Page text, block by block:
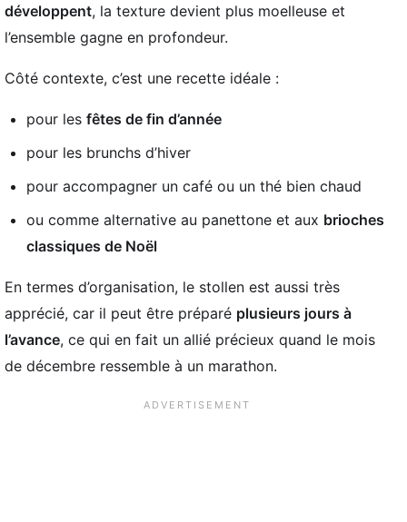
développent, la texture devient plus moelleuse et
l’ensemble gagne en profondeur.
Côté contexte, c’est une recette idéale :
pour les fêtes de fin d’année
pour les brunchs d’hiver
pour accompagner un café ou un thé bien chaud
ou comme alternative au panettone et aux brioches
classiques de Noël
En termes d’organisation, le stollen est aussi très
apprécié, car il peut être préparé plusieurs jours à
l’avance, ce qui en fait un allié précieux quand le mois
de décembre ressemble à un marathon.